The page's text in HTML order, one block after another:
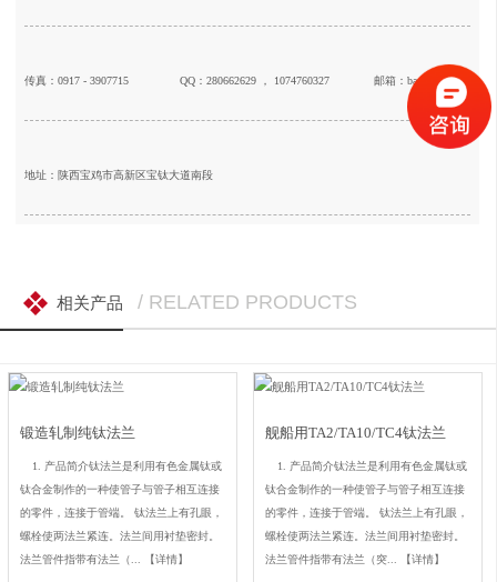
传真：0917 - 3907715 QQ：280662629 ， 1074760327 邮箱：baojift@126.com
地址：陕西宝鸡市高新区宝钛大道南段
相关产品 / RELATED PRODUCTS
锻造轧制纯钛法兰
1. 产品简介钛法兰是利用有色金属钛或
钛合金制作的一种使管子与管子相互连接
的零件，连接于管端。 钛法兰上有孔眼，
螺栓使两法兰紧连。法兰间用衬垫密封。
法兰管件指带有法兰（...
【详情】
舰船用TA2/TA10/TC4钛法兰
1. 产品简介钛法兰是利用有色金属钛或
钛合金制作的一种使管子与管子相互连接
的零件，连接于管端。 钛法兰上有孔眼，
螺栓使两法兰紧连。法兰间用衬垫密封。
法兰管件指带有法兰（突...
【详情】